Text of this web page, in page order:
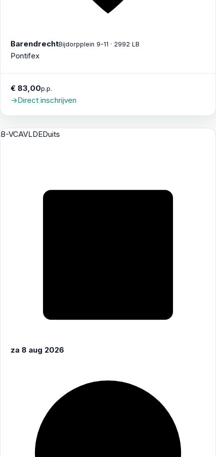
BarendrechtBijdorpplein 9-11 · 2992 LB
Pontifex
€ 83,00p.p.
→Direct inschrijven
B-VCAVLDEDuits
za 8 aug 2026